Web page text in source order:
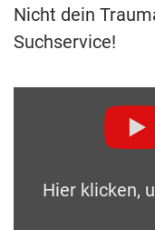
Nicht dein
Suchservice!
Hier klicken,